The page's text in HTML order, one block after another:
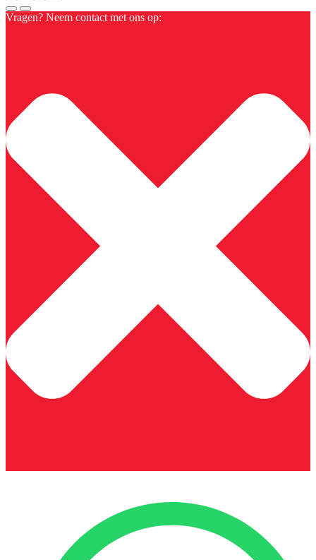
Vragen? Neem contact met ons op: